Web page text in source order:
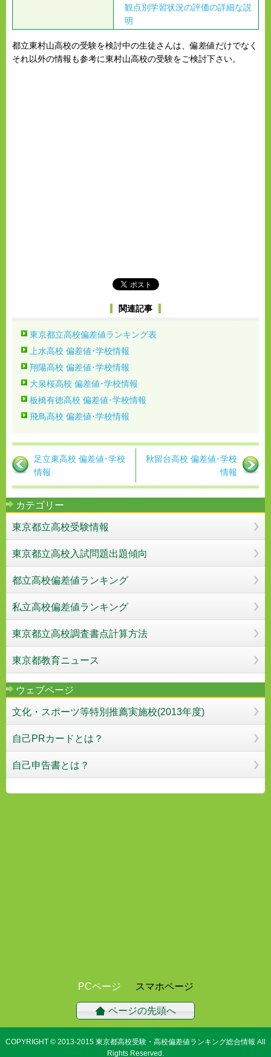
観点別学習状況の評価の詳細な説
明
都立東村山高校の受験を検討中の生徒さんは、偏差値だけでなく
それ以外の情報も参考に東村山高校の受験をご検討下さい。
関連記事
東京都立高校偏差値ランキング表
上水高校 偏差値･学校情報
翔陽高校 偏差値･学校情報
大泉桜高校 偏差値･学校情報
板橋有徳高校 偏差値･学校情報
飛鳥高校 偏差値･学校情報
足立東高校 偏差値･学校
情報
秋留台高校 偏差値･学校
情報
カテゴリー
東京都立高校受験情報
東京都立高校入試問題出題傾向
都立高校偏差値ランキング
私立高校偏差値ランキング
東京都立高校調査書点計算方法
東京都教育ニュース
ウェブページ
文化・スポーツ等特別推薦実施校(2013年度)
自己PRカードとは？
自己申告書とは？
PCページ スマホページ
ページの先頭へ
COPYRIGHT © 2013-2015 東京都高校受験・高校偏差値ランキング総合情報 All
Rights Reserved.